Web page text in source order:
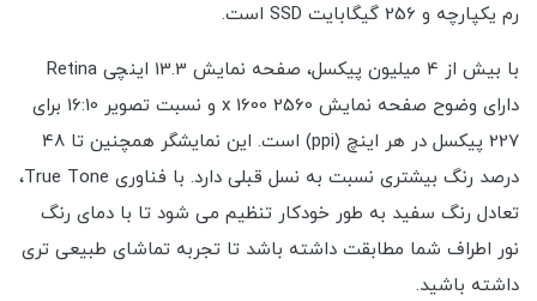
رم یکپارچه و 256 گیگابایت SSD است.
با بیش از 4 میلیون پیکسل، صفحه نمایش 13.3 اینچی Retina
دارای وضوح صفحه نمایش 2560 x 1600 و نسبت تصویر 16:10 برای
227 پیکسل در هر اینچ (ppi) است. این نمایشگر همچنین تا 48
درصد رنگ بیشتری نسبت به نسل قبلی دارد. با فناوری True Tone،
تعادل رنگ سفید به طور خودکار تنظیم می شود تا با دمای رنگ
نور اطراف شما مطابقت داشته باشد تا تجربه تماشای طبیعی تری
داشته باشید.